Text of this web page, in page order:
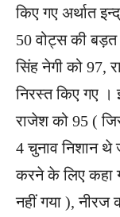
किए गए अर्थात
50 वोट्स की बड़त
सिंह नेगी को 97,
निरस्त किए गए ।
राजेश को 95 (
4 चुनाव निशान थे
करने के लिए कहा
नहीं गया ), नीरज